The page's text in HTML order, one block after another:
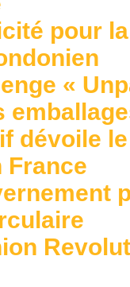
pour
«
dévoile
France